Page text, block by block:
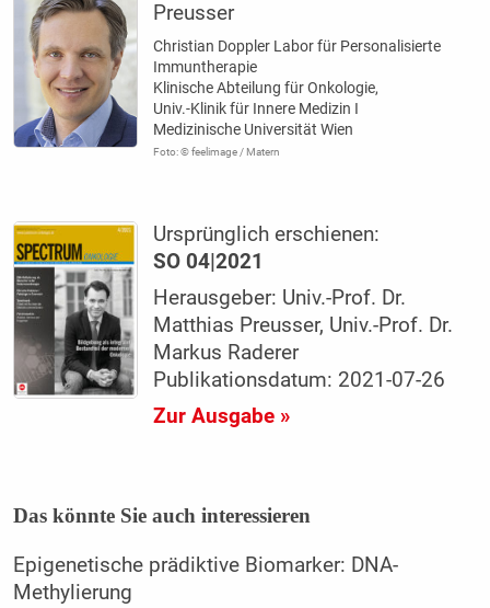
Preusser
Christian Doppler Labor für Personalisierte
Immuntherapie
Klinische Abteilung für Onkologie,
Univ.-Klinik für Innere Medizin I
Medizinische Universität Wien
Foto: © feelimage / Matern
Ursprünglich erschienen:
SO 04|2021
Herausgeber: Univ.-Prof. Dr.
Matthias Preusser, Univ.-Prof. Dr.
Markus Raderer
Publikationsdatum: 2021-07-26
Zur Ausgabe »
Das könnte Sie auch interessieren
Epigenetische prädiktive Biomarker: DNA-
Methylierung